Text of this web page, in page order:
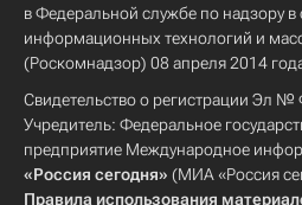
в Федеральной службе по надзору в
информационных технологий и
(Роскомнадзор) 08 апреля 2014
Свидетельство о регистрации Эл
Учредитель: Федеральное
предприятие Международное
«Россия сегодня» (МИА «Россия
Правила использования